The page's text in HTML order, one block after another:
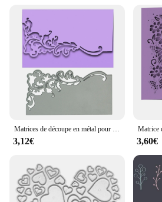
Matrices de découpe en métal pour couverture d'enveloppe, motif de cuir chevelu de vigne végétale, carte d'invitation de scrapbooking, coupe-bordure de surface, moule artisanal
3,12€ 3,60€